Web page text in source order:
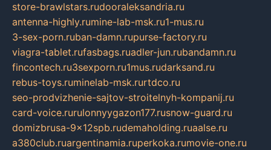
store-brawlstars.rudooraleksandria.ru
antenna-highly.rumine-lab-msk.ru1-mus.ru
3-sex-porn.ruban-damn.rupurse-factory.ru
viagra-tablet.rufasbags.ruadler-jun.rubandamn.ru
fincontech.ru3sexporn.ru1mus.rudarksand.ru
rebus-toys.ruminelab-msk.rurtdco.ru
seo-prodvizhenie-sajtov-stroitelnyh-kompanij.ru
card-voice.rurulonnyygazon177.rusnow-guard.ru
domizbrusa-9x12spb.rudemaholding.ruaalse.ru
a380club.ruargentinamia.ruperkoka.rumovie-one.ru